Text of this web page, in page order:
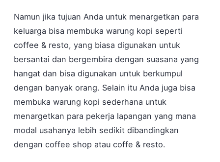
Namun jika tujuan Anda untuk menargetkan para
keluarga bisa membuka warung kopi seperti
coffee & resto, yang biasa digunakan untuk
bersantai dan bergembira dengan suasana yang
hangat dan bisa digunakan untuk berkumpul
dengan banyak orang. Selain itu Anda juga bisa
membuka warung kopi sederhana untuk
menargetkan para pekerja lapangan yang mana
modal usahanya lebih sedikit dibandingkan
dengan coffee shop atau coffe & resto.